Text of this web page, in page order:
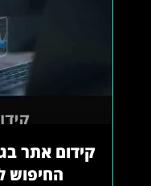
קידום אתר
החיפוש